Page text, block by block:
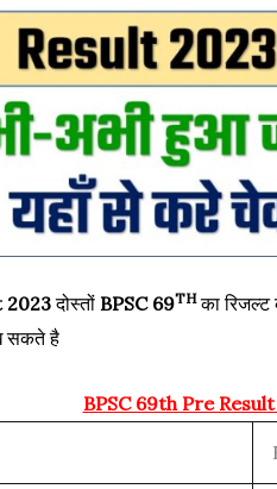
2023दोस्तों BPSC 69TH का रिजल्ट
सकते है
BPSC 69th Pre